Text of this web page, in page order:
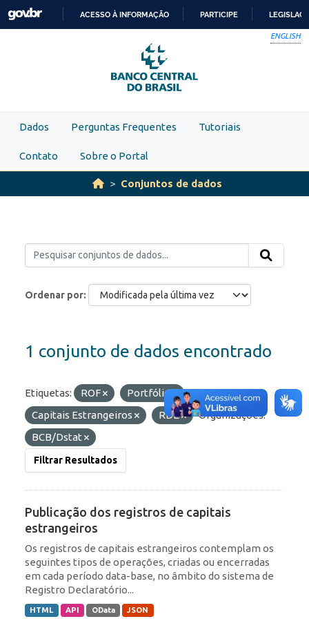
Skip to main content
PARA
O
CONTEÚDO
ACESSO À INFORMAÇÃO PARTICIPE
ENGLISH
Dados Perguntas Frequentes Tutoriais
Contato Sobre o Portal
Conjuntos de dados
Ordenar por
1 conjunto de dados encontrado
Etiquetas: ROF
Portfólio
Capitais Estrangeiros
RDE
Organizações:
BCB/Dstat
Filtrar Resultados
Publicação dos registros de capitais
estrangeiros
Os registros de capitais estrangeiros contemplam os
seguintes tipos de operações, criadas ou encerradas
em cada período data-base, no âmbito do sistema de
Registro Declaratório...
HTML API OData JSON